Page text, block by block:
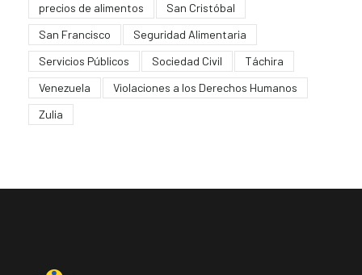
precios de alimentos
San Cristóbal
San Francisco
Seguridad Alimentaria
Servicios Públicos
Sociedad Civil
Táchira
Venezuela
Violaciones a los Derechos Humanos
Zulia